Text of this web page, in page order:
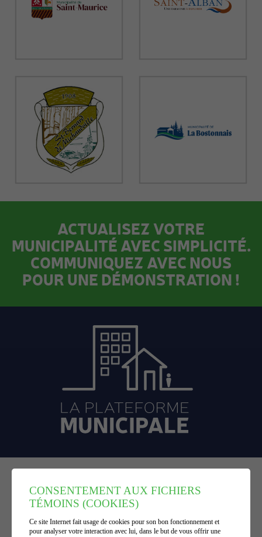
ACTUALISEZ VOTRE
MUNICIPALITÉ AVEC SIMPLICITÉ.
COMMUNIQUEZ AVEC NOUS
POUR UNE DÉMONSTRATION !
CONSENTEMENT AUX FICHIERS
TÉMOINS (COOKIES)
Ce site Internet fait usage de cookies pour son bon fonctionnement et
pour analyser votre interaction avec lui, dans le but de vous offrir une
819
BÉCANCOUR 233-9688
SHAWINIGAN
SANS FRAIS 1 866 293-8688